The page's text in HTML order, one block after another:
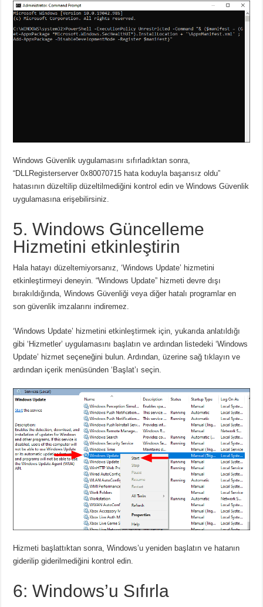
Windows Güvenlik uygulamasını sıfırladıktan sonra,
“DLLRegisterserver 0x80070715 hata koduyla başarısız oldu”
hatasının düzeltilip düzeltilmediğini kontrol edin ve Windows Güvenlik
uygulamasına erişebilirsiniz.
5. Windows Güncelleme
Hizmetini etkinleştirin
Hala hatayı düzeltemiyorsanız, ‘Windows Update’ hizmetini
etkinleştirmeyi deneyin. “Windows Update” hizmeti devre dışı
bırakıldığında, Windows Güvenliği veya diğer hatalı programlar en
son güvenlik imzalarını indiremez.
‘Windows Update’ hizmetini etkinleştirmek için, yukarıda anlatıldığı
gibi ‘Hizmetler’ uygulamasını başlatın ve ardından listedeki ‘Windows
Update’ hizmet seçeneğini bulun. Ardından, üzerine sağ tıklayın ve
ardından içerik menüsünden ‘Başlat’ı seçin.
Hizmeti başlattıktan sonra, Windows’u yeniden başlatın ve hatanın
giderilip giderilmediğini kontrol edin.
6: Windows’u Sıfırla